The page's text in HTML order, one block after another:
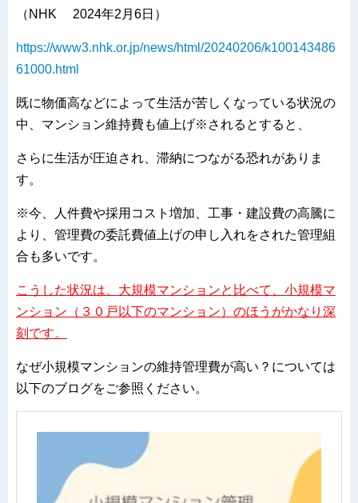
（NHK 2024年2月6日）
https://www3.nhk.or.jp/news/html/20240206/k100143486
61000.html
既に物価高などによって生活が苦しくなっている状況の
中、マンション維持費も値上げ※されるとすると、
さらに生活が圧迫され、滞納につながる恐れがありま
す。
※今、人件費や採用コスト増加、工事・建設費の高騰に
より、管理費の委託費値上げの申し入れをされた管理組
合も多いです。
こうした状況は、大規模マンションと比べて、小規模マ
ンション（３０戸以下のマンション）のほうがかなり深
刻です。
なぜ小規模マンションの維持管理費が高い？については
以下のブログをご参照ください。